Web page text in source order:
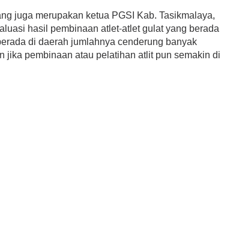
juga merupakan ketua PGSI Kab. Tasikmalaya,
hasil pembinaan atlet-atlet gulat yang berada
di daerah jumlahnya cenderung banyak
jika pembinaan atau pelatihan atlit pun semakin di